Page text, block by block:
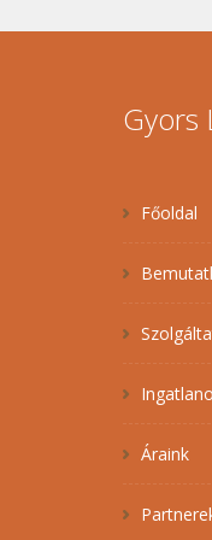
Gyors
Főoldal
Áraink